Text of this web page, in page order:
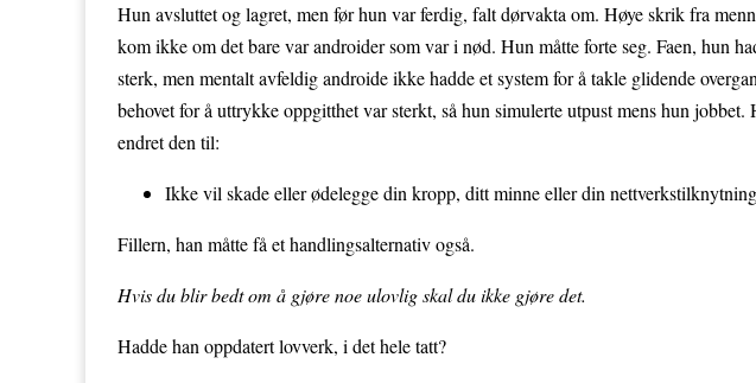
Hun avsluttet og lagret, men før hun var ferdig, falt dørvakta om. Høye skrik fra
kom ikke om det bare var androider som var i nød. Hun måtte forte seg. Faen, hun
sterk, men mentalt avfeldig androide ikke hadde et system for å takle glidende
behovet for å uttrykke oppgitthet var sterkt, så hun simulerte utpust mens hun
endret den til:
Ikke vil skade eller ødelegge din kropp, ditt minne eller din
Fillern, han måtte få et handlingsalternativ også.
Hvis du blir bedt om å gjøre noe ulovlig skal du ikke gjøre det.
Hadde han oppdatert lovverk, i det hele tatt?